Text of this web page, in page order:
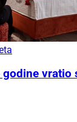
vratio